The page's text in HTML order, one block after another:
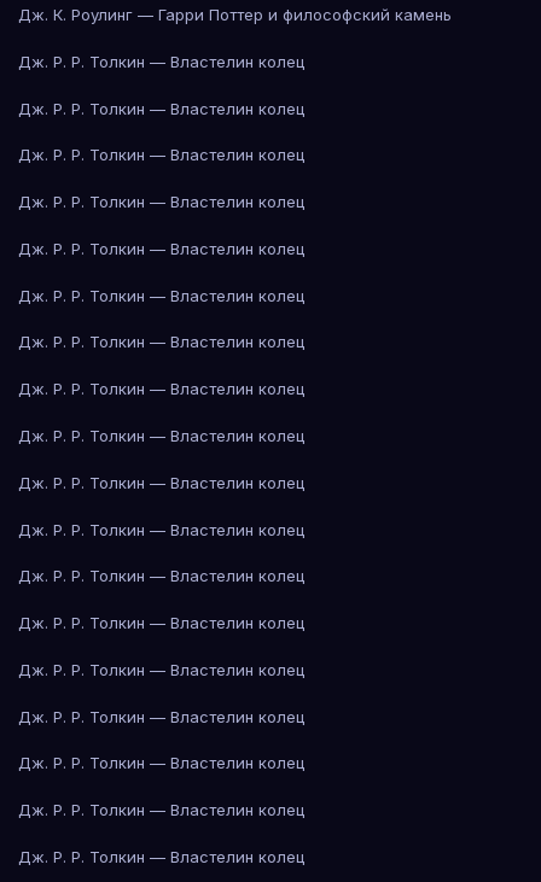
Дж. К. Роулинг — Гарри Поттер и философский камень
Дж. Р. Р. Толкин — Властелин колец
Дж. Р. Р. Толкин — Властелин колец
Дж. Р. Р. Толкин — Властелин колец
Дж. Р. Р. Толкин — Властелин колец
Дж. Р. Р. Толкин — Властелин колец
Дж. Р. Р. Толкин — Властелин колец
Дж. Р. Р. Толкин — Властелин колец
Дж. Р. Р. Толкин — Властелин колец
Дж. Р. Р. Толкин — Властелин колец
Дж. Р. Р. Толкин — Властелин колец
Дж. Р. Р. Толкин — Властелин колец
Дж. Р. Р. Толкин — Властелин колец
Дж. Р. Р. Толкин — Властелин колец
Дж. Р. Р. Толкин — Властелин колец
Дж. Р. Р. Толкин — Властелин колец
Дж. Р. Р. Толкин — Властелин колец
Дж. Р. Р. Толкин — Властелин колец
Дж. Р. Р. Толкин — Властелин колец